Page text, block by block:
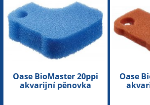
Oase BioMaster 20ppi
akvarijní pěnovka
Oase